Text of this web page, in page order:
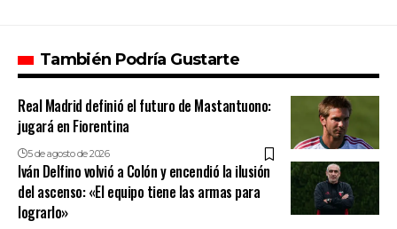
También Podría Gustarte
Real Madrid definió el futuro de Mastantuono:
jugará en Fiorentina
5 de agosto de 2026
Iván Delfino volvió a Colón y encendió la ilusión
del ascenso: «El equipo tiene las armas para
lograrlo»